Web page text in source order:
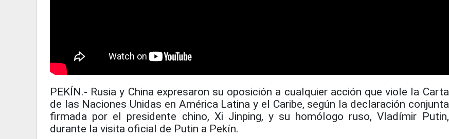
PEKÍN.- Rusia y China expresaron su oposición a cualquier acción que viole la Carta
de las Naciones Unidas en América Latina y el Caribe, según la declaración conjunta
firmada por el presidente chino, Xi Jinping, y su homólogo ruso, Vladímir Putin,
durante la visita oficial de Putin a Pekín.